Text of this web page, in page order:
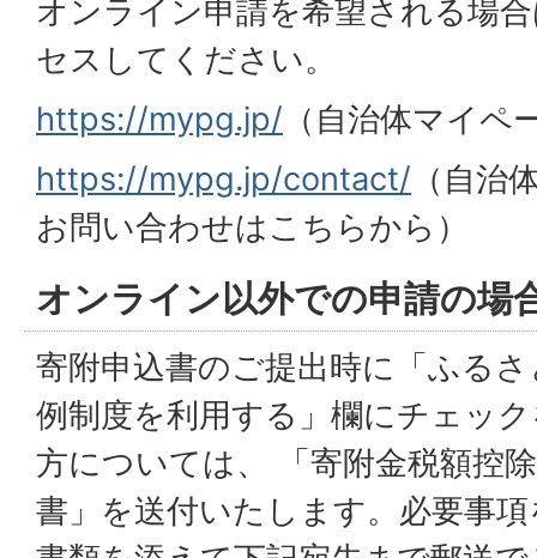
オンライン申請を希望される場
セスしてください。
https://mypg.jp/ （自治体マイ
https://mypg.jp/contact/ （自治
お問い合わせはこちらから）
オンライン以外での申請の場
寄附申込書のご提出時に「ふる
例制度を利用する」欄にチェッ
方については、 「寄附金税額控
書」を送付いたします。必要事